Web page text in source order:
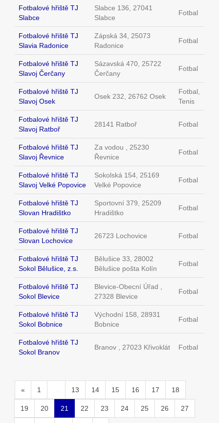
Fotbalové hřiště TJ
Slabce
Slabce 136, 27041
Slabce
Fotbal
Fotbalové hřiště TJ
Slavia Radonice
Zápská 34, 25073
Radonice
Fotbal
Fotbalové hřiště TJ
Slavoj Čerčany
Sázavská 470, 25722
Čerčany
Fotbal
Fotbalové hřiště TJ
Slavoj Osek
Osek 232, 26762 Osek
Fotbal,
Tenis
Fotbalové hřiště TJ
Slavoj Ratboř
28141 Ratboř Fotbal
Fotbalové hřiště TJ
Slavoj Řevnice
Za vodou , 25230
Řevnice
Fotbal
Fotbalové hřiště TJ
Slavoj Velké Popovice
Sokolská 154, 25169
Velké Popovice
Fotbal
Fotbalové hřiště TJ
Slovan Hradištko
Sportovní 379, 25209
Hradištko
Fotbal
Fotbalové hřiště TJ
Slovan Lochovice
26723 Lochovice Fotbal
Fotbalové hřiště TJ
Sokol Bělušice, z.s.
Bělušice 33, 28002
Bělušice pošta Kolín
Fotbal
Fotbalové hřiště TJ
Sokol Blevice
Blevice-Obecní Úřad ,
27328 Blevice
Fotbal
Fotbalové hřiště TJ
Sokol Bobnice
Východní 158, 28931
Bobnice
Fotbal
Fotbalové hřiště TJ
Sokol Branov
Branov , 27023 Křivoklát Fotbal
« 1 ... 13 14 15 16 17 18
19 20 21 22 23 24 25 26 27